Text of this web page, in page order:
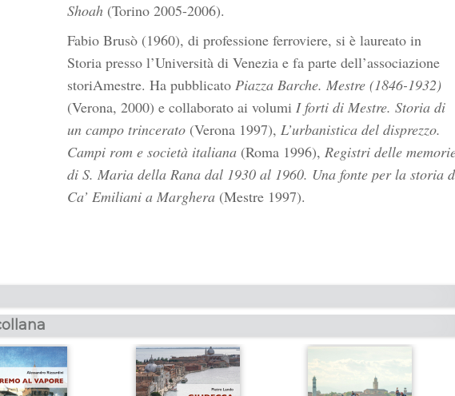
Shoah(Torino 2005-2006).
Fabio Brusò (1960), di professione ferroviere, si è laureato in
Storia presso l’Università di Venezia e fa parte dell’associazione
storiAmestre. Ha pubblicato Piazza Barche. Mestre (1846-1932)
(Verona, 2000) e collaborato ai volumi I forti di Mestre. Storia di
un campo trincerato(Verona 1997), L’urbanistica del disprezzo.
Campi rom e società italiana(Roma 1996), Registri delle
di S. Maria della Rana dal 1930 al 1960. Una fonte per la storia
Ca’ Emiliani a Marghera(Mestre 1997).